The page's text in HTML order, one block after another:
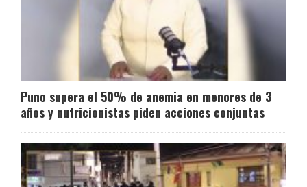
Puno supera el 50% de anemia en menores de 3
años y nutricionistas piden acciones conjuntas